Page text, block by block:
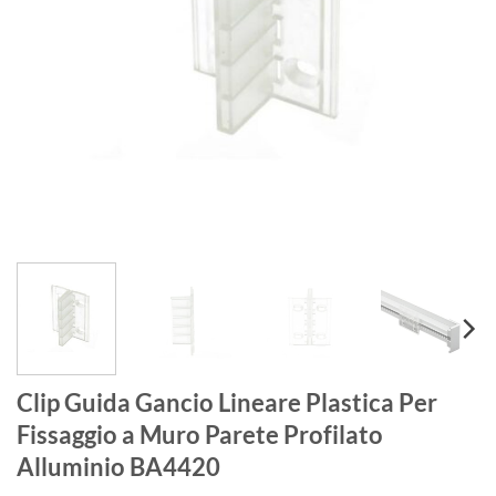
Clip Guida Gancio Lineare Plastica Per
Fissaggio a Muro Parete Profilato
Alluminio BA4420